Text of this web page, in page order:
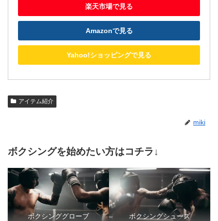
楽天市場で見る
Amazonで見る
Yahoo!ショッピングで見る
アイテム紹介
miki
ボクシングを始めたい方はコチラ↓
ボクシンググローブ ボクシングシューズ